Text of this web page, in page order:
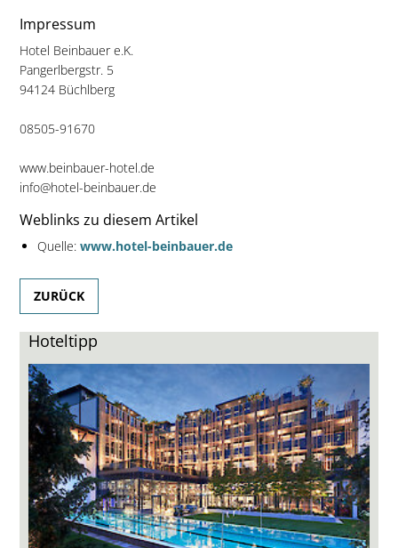
Impressum
Hotel Beinbauer e.K.
Pangerlbergstr. 5
94124 Büchlberg
08505-91670
www.beinbauer-hotel.de
info@hotel-beinbauer.de
Weblinks zu diesem Artikel
Quelle: www.hotel-beinbauer.de
ZURÜCK
Hoteltipp